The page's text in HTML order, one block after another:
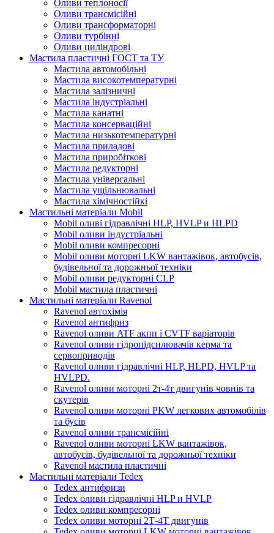
Оливи теплоносії
Оливи трансмісійні
Оливи трансформаторні
Оливи турбінні
Оливи циліндрові
Мастила пластичні ГОСТ та ТУ
Мастила автомобільні
Мастила високотемпературні
Мастила залізничні
Мастила індустріальні
Мастила канатні
Мастила консерваційні
Мастила низькотемпературні
Мастила приладові
Мастила приробіткові
Мастила редукторні
Мастила універсальні
Мастила ущільнювальні
Мастила хімічностійкі
Мастильні матеріали Mobil
Mobil оливі гідравлічні HLP, HVLP и HLPD
Mobil оливи індустріальні
Mobil оливи компресорні
Mobil оливи моторні LKW вантажівок, автобусів,
будівельної та дорожньої техніки
Mobil оливи редукторні CLP
Mobil мастила пластичні
Мастильні матеріали Ravenol
Ravenol автохімія
Ravenol антифриз
Ravenol оливи ATF акпп і CVTF варіаторів
Ravenol оливи гідропідсилювачів керма та
сервоприводів
Ravenol оливи гідравлічні HLP, HLPD, HVLP та
HVLPD.
Ravenol оливи моторні 2т-4т двигунів човнів та
скутерів
Ravenol оливи моторні PKW легкових автомобілів
та бусів
Ravenol оливи трансмісійні
Ravenol оливи моторні LKW вантажівок,
автобусів, будівельної та дорожньої техніки
Ravenol мастила пластичні
Мастильні матеріали Tedex
Tedex антифризи
Tedex оливи гідравлічні HLP и HVLP
Tedex оливи компресорні
Tedex оливи моторні 2Т-4Т двигунів